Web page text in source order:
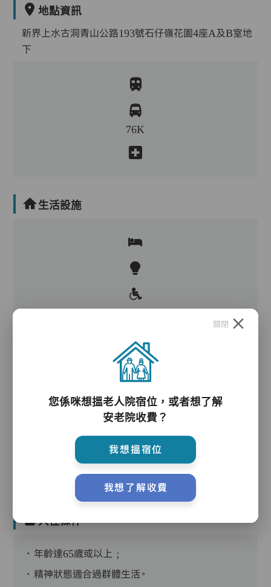
地點資訊
新界上水古洞青山公路193號石仔嶺花園4座A及B室地
下
76K
生活設施
浴、餵飯、換尿片
入住條件
．年齡達65歲或以上﹔
．精神狀態適合過群體生活。
關閉
您係咪想搵老人院宿位，或者想了解
安老院收費？
我想搵宿位
我想了解收費